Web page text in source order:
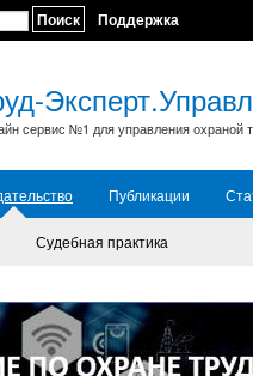
Поиск Поддержка
сервис №1 для управления охраной
Публикации
Судебная практика